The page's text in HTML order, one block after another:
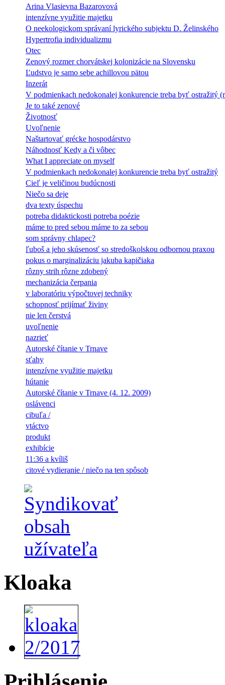
Arina Vlasievna Bazarovová
intenzívne využitie majetku
O neekologickom správaní lyrického subjektu D. Želinského
Hypertrofia individualizmu
Otec
Zenový rozmer chorvátskej kolonizácie na Slovensku
Ľudstvo je samo sebe achillovou pätou
Inzerát
V podmienkach nedokonalej konkurencie treba byť ostražitý
Je to také zenové
Životnosť
Uvoľnenie
Naštartovať grécke hospodárstvo
Náhodnosť Kedy a či vôbec
What I appreciate on myself
V podmienkach nedokonalej konkurencie treba byť ostražitý
Cieľ je veličinou budúcnosti
Niečo sa deje
dva texty úspechu
potreba didaktickosti potreba poézie
máme to pred sebou máme to za sebou
som správny chlapec?
ľuboš a jeho skúsenosť so stredoškolskou odbornou praxou
pokus o marginalizáciu jakuba kapičiaka
rôzny strih rôzne zdobený
mechanizácia čerpania
v laboratóriu výpočtovej techniky
schopnosť prijímať živiny
nie len čerstvá
uvoľnenie
nazrieť
Autorské čítanie v Trnave
sťahy
intenzívne využitie majetku
hútanie
Autorské čítanie v Trnave (4. 12. 2009)
oslávenci
cibuľa /
vtáctvo
produkt
exhibície
11:36 a kvíliš
citové vydieranie / niečo na ten spôsob
Kloaka